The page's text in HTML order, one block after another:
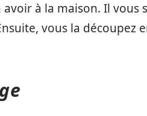
avoir à la maison. Il
vous la découpez